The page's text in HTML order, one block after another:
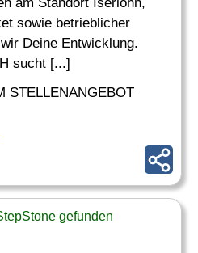
sowie betrieblicher
Deine Entwicklung.
sucht [...]
STELLENANGEBOT
gefunden